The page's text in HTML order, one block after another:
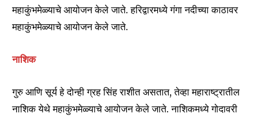
महाकुंभमेळ्याचे आयोजन केले जाते. हरिद्वारमध्ये गंगा नदीच्या काठावर
महाकुंभमेळ्याचे आयोजन केले जाते.
नाशिक
गुरु आणि सूर्य हे दोन्ही ग्रह सिंह राशीत असतात, तेव्हा महाराष्ट्रातील
नाशिक येथे महाकुंभमेळ्याचे आयोजन केले जाते. नाशिकमध्ये गोदावरी